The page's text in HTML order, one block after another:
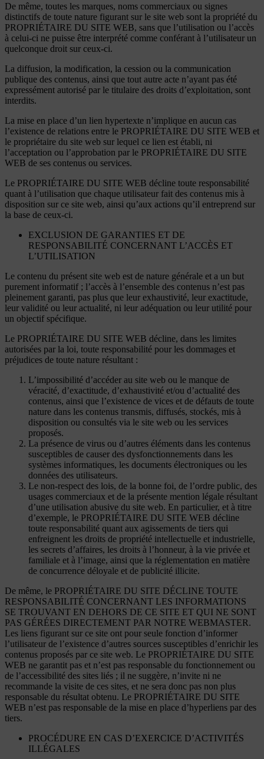
De même, toutes les marques, noms commerciaux ou signes
distinctifs de toute nature figurant sur le site web sont la propriété du
PROPRIÉTAIRE DU SITE WEB, sans que l’utilisation ou l’accès
à celui-ci ne puisse être interprété comme conférant à l’utilisateur un
quelconque droit sur ceux-ci.
La diffusion, la modification, la cession ou la communication
publique des contenus, ainsi que tout autre acte n’ayant pas été
expressément autorisé par le titulaire des droits d’exploitation, sont
interdits.
La mise en place d’un lien hypertexte n’implique en aucun cas
l’existence de relations entre le PROPRIÉTAIRE DU SITE WEB et
le propriétaire du site web sur lequel ce lien est établi, ni
l’acceptation ou l’approbation par le PROPRIÉTAIRE DU SITE
WEB de ses contenus ou services.
Le PROPRIÉTAIRE DU SITE WEB décline toute responsabilité
quant à l’utilisation que chaque utilisateur fait des contenus mis à
disposition sur ce site web, ainsi qu’aux actions qu’il entreprend sur
la base de ceux-ci.
EXCLUSION DE GARANTIES ET DE
RESPONSABILITÉ CONCERNANT L’ACCÈS ET
L’UTILISATION
Le contenu du présent site web est de nature générale et a un but
purement informatif ; l’accès à l’ensemble des contenus n’est pas
pleinement garanti, pas plus que leur exhaustivité, leur exactitude,
leur validité ou leur actualité, ni leur adéquation ou leur utilité pour
un objectif spécifique.
Le PROPRIÉTAIRE DU SITE WEB décline, dans les limites
autorisées par la loi, toute responsabilité pour les dommages et
préjudices de toute nature résultant :
L’impossibilité d’accéder au site web ou le manque de
véracité, d’exactitude, d’exhaustivité et/ou d’actualité des
contenus, ainsi que l’existence de vices et de défauts de toute
nature dans les contenus transmis, diffusés, stockés, mis à
disposition ou consultés via le site web ou les services
proposés.
La présence de virus ou d’autres éléments dans les contenus
susceptibles de causer des dysfonctionnements dans les
systèmes informatiques, les documents électroniques ou les
données des utilisateurs.
Le non-respect des lois, de la bonne foi, de l’ordre public, des
usages commerciaux et de la présente mention légale résultant
d’une utilisation abusive du site web. En particulier, et à titre
d’exemple, le PROPRIÉTAIRE DU SITE WEB décline
toute responsabilité quant aux agissements de tiers qui
enfreignent les droits de propriété intellectuelle et industrielle,
les secrets d’affaires, les droits à l’honneur, à la vie privée et
familiale et à l’image, ainsi que la réglementation en matière
de concurrence déloyale et de publicité illicite.
De même, le PROPRIÉTAIRE DU SITE DÉCLINE TOUTE
RESPONSABILITÉ CONCERNANT LES INFORMATIONS
SE TROUVANT EN DEHORS DE CE SITE ET QUI NE SONT
PAS GÉRÉES DIRECTEMENT PAR NOTRE WEBMASTER.
Les liens figurant sur ce site ont pour seule fonction d’informer
l’utilisateur de l’existence d’autres sources susceptibles d’enrichir les
contenus proposés par ce site web. Le PROPRIÉTAIRE DU SITE
WEB ne garantit pas et n’est pas responsable du fonctionnement ou
de l’accessibilité des sites liés ; il ne suggère, n’invite ni ne
recommande la visite de ces sites, et ne sera donc pas non plus
responsable du résultat obtenu. Le PROPRIÉTAIRE DU SITE
WEB n’est pas responsable de la mise en place d’hyperliens par des
tiers.
PROCÉDURE EN CAS D’EXERCICE D’ACTIVITÉS
ILLÉGALES